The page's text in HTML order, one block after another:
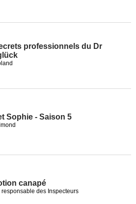
professionnels du Dr
Sophie - Saison 5
canapé
responsable des Inspecteurs